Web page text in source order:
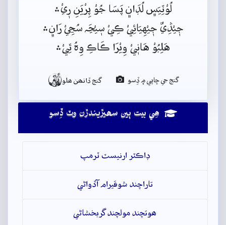
لُوْٽِيَس﮼ لُڊَان﮼ پَسَا جُوْ پِرْيَنِ رٖيْ﮶
جٖيْڎِيٌ جٖيْهِيَائِيْ ڪِيْ سٖيْڃَہ سُڃِيْ رَان﮼﮶
هَلِبُوْ هَانٖيْ وِيْرَا ڪَاڪِ وِہُ ٿِيْ﮶
گنج جي ڇاپي ۾ ڏِسو گنج ڏانھن ھلو
ھِي بيت ٻين سھيڙيندڙن وٽ ڏِسو
ڊاڪٽر ارنيسٽ ٽرمپ
تاراچند شوقيرام آڏواڻي
ھوتچند مولچند گربخشاڻي